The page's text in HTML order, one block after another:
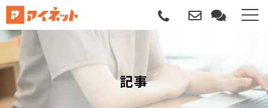
選ばれる理由
導入について 記事